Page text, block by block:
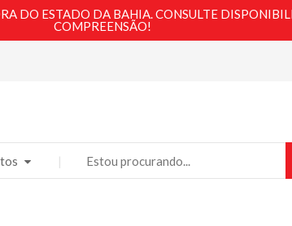
DO ESTADO DA BAHIA. CONSULTE
COMPREENSÃO!